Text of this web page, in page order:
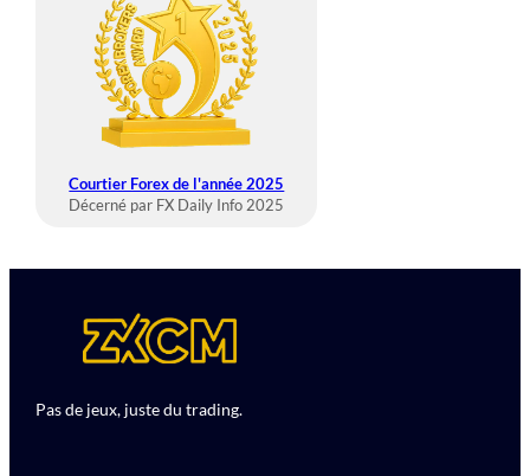
Courtier Forex de l'année 2025
Décerné par FX Daily Info 2025
Pas de jeux, juste du trading.